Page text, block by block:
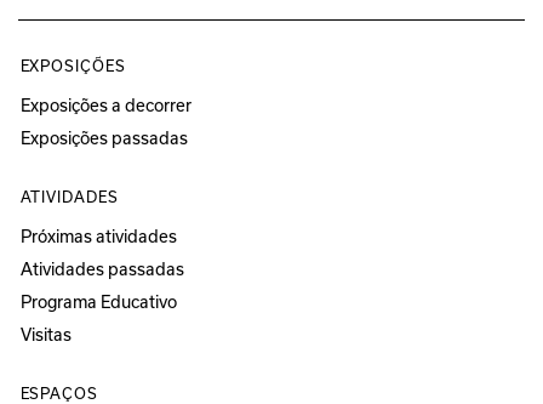
EXPOSIÇÕES
Exposições a decorrer
Exposições passadas
ATIVIDADES
Próximas atividades
Atividades passadas
Programa Educativo
Visitas
ESPAÇOS